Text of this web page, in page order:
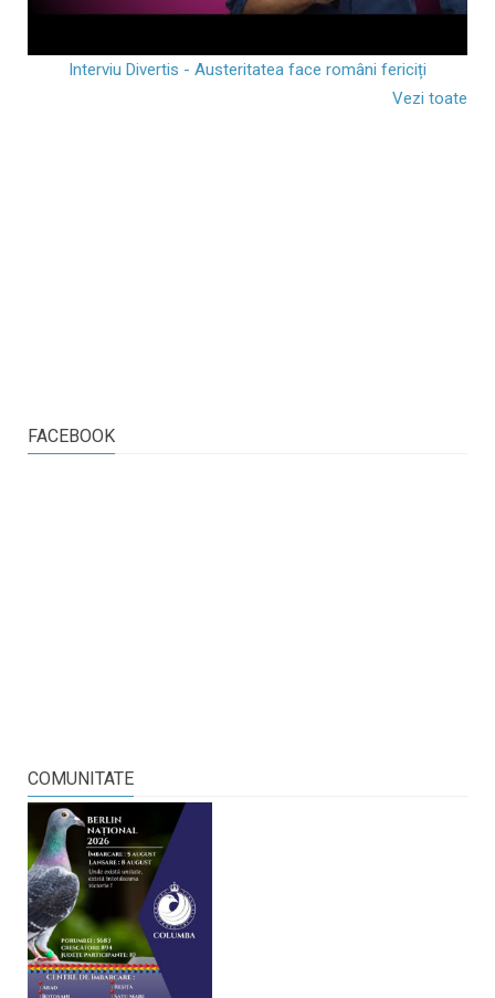
Interviu Divertis - Austeritatea face români fericiți
Vezi toate
FACEBOOK
COMUNITATE